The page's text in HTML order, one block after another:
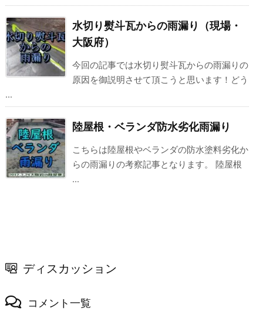
水切り熨斗瓦からの雨漏り（現場・
大阪府）
今回の記事では水切り熨斗瓦からの雨漏りの
原因を御説明させて頂こうと思います！どう
...
陸屋根・ベランダ防水劣化雨漏り
こちらは陸屋根やベランダの防水塗料劣化か
らの雨漏りの考察記事となります。 陸屋根
...
ディスカッション
コメント一覧